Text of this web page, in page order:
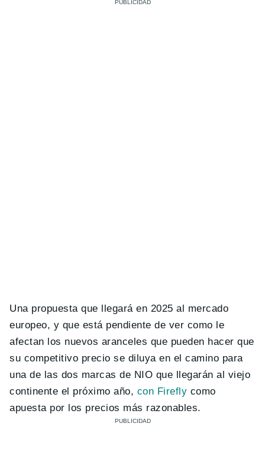
Una propuesta que llegará en 2025 al mercado
europeo, y que está pendiente de ver como le
afectan los nuevos aranceles que pueden hacer que
su competitivo precio se diluya en el camino para
una de las dos marcas de NIO que llegarán al viejo
continente el próximo año, con Firefly como
apuesta por los precios más razonables.